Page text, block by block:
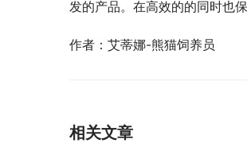
发的产品。在高效的的同时也
作者：艾蒂娜-熊猫饲养员
相关文章